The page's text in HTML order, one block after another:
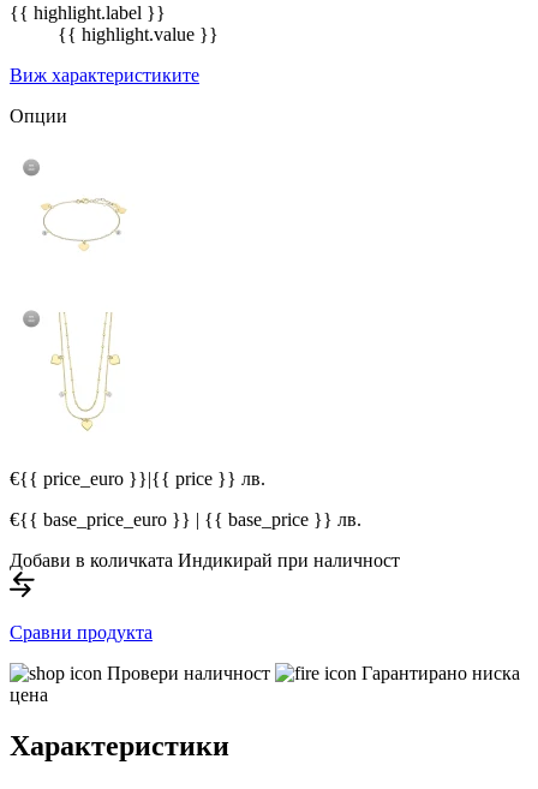
{{ highlight.label }}
{{ highlight.value }}
Виж характеристиките
Опции
€{{ price_euro }}|{{ price }} лв.
€{{ base_price_euro }} | {{ base_price }} лв.
Добави в количката Индикирай при наличност
Сравни продукта
Провери наличност
Гарантирано ниска
цена
Характеристики